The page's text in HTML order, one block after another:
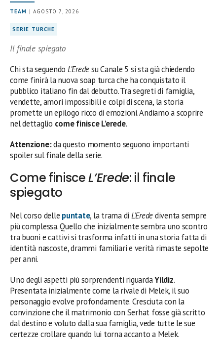
TEAM | AGOSTO 7, 2026
SERIE TURCHE
Il finale spiegato
Chi sta seguendo L’Eredesu Canale 5 si sta già chiedendo
come finirà la nuova soap turca che ha conquistato il
pubblico italiano fin dal debutto. Tra segreti di famiglia,
vendette, amori impossibili e colpi di scena, la storia
promette un epilogo ricco di emozioni. Andiamo a scoprire
nel dettaglio come finisce L’erede.
Attenzione:da questo momento seguono importanti
spoiler sul finale della serie.
Come finisceL’Erede: il finale
spiegato
Nel corso delle puntate, la trama di L’Eredediventa sempre
più complessa. Quello che inizialmente sembra uno scontro
tra buoni e cattivi si trasforma infatti in una storia fatta di
identità nascoste, drammi familiari e verità rimaste sepolte
per anni.
Uno degli aspetti più sorprendenti riguardaYildiz.
Presentata inizialmente come la rivale di Melek, il suo
personaggio evolve profondamente. Cresciuta con la
convinzione che il matrimonio con Serhat fosse già scritto
dal destino e voluto dalla sua famiglia, vede tutte le sue
certezze crollare quando lui torna accanto a Melek.